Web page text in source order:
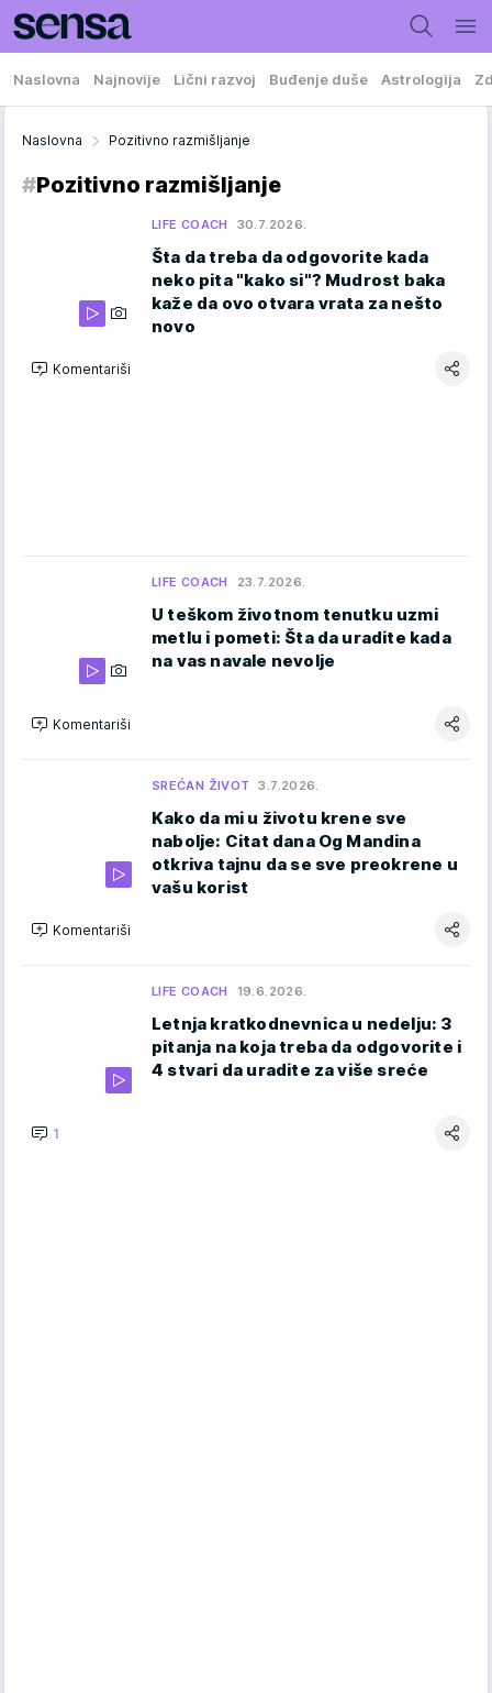
Naslovna Najnovije Lični razvoj Buđenje duše Astrologija
Naslovna Pozitivno razmišljanje
#Pozitivno razmišljanje
LIFE COACH 30.7.2026.
Šta da treba da odgovorite kada
neko pita "kako si"? Mudrost baka
kaže da ovo otvara vrata za nešto
novo
Komentariši
LIFE COACH 23.7.2026.
U teškom životnom tenutku uzmi
metlu i pometi: Šta da uradite kada
na vas navale nevolje
Komentariši
SREĆAN ŽIVOT 3.7.2026.
Kako da mi u životu krene sve
nabolje: Citat dana Og Mandina
otkriva tajnu da se sve preokrene u
vašu korist
Komentariši
LIFE COACH 19.6.2026.
Letnja kratkodnevnica u nedelju: 3
pitanja na koja treba da odgovorite i
4 stvari da uradite za više sreće
1